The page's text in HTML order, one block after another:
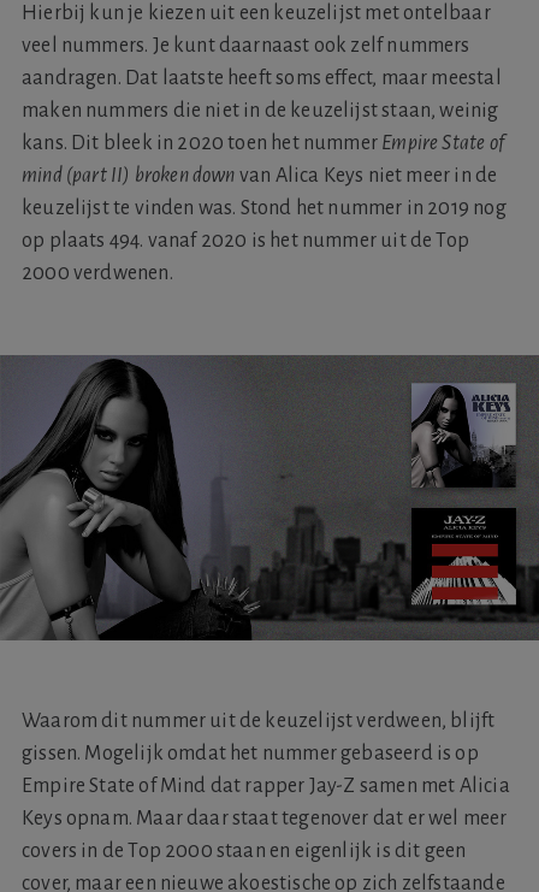
Hierbij kun je kiezen uit een keuzelijst met ontelbaar
veel nummers. Je kunt daarnaast ook zelf nummers
aandragen. Dat laatste heeft soms effect, maar meestal
maken nummers die niet in de keuzelijst staan, weinig
kans. Dit bleek in 2020 toen het nummer Empire State of
mind (part II) broken down van Alica Keys niet meer in de
keuzelijst te vinden was. Stond het nummer in 2019 nog
op plaats 494. vanaf 2020 is het nummer uit de Top
2000 verdwenen.
Waarom dit nummer uit de keuzelijst verdween, blijft
gissen. Mogelijk omdat het nummer gebaseerd is op
Empire State of Mind dat rapper Jay-Z samen met Alicia
Keys opnam. Maar daar staat tegenover dat er wel meer
covers in de Top 2000 staan en eigenlijk is dit geen
cover, maar een nieuwe akoestische op zich zelfstaande